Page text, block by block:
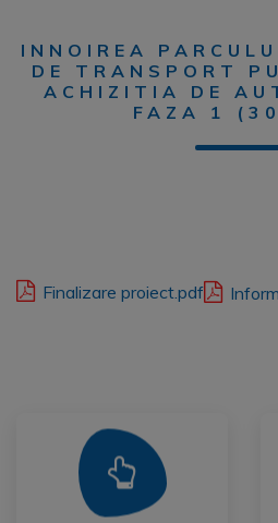
INNOIREA
DE TRANSPORT
ACHIZITIA DE
FAZA 1
Finalizare proiect.pdf
Mai Mult